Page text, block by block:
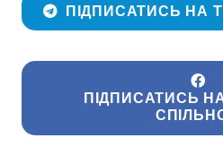
ПІДПИСАТИСЬ НА
ПІДПИСАТИСЬ НА